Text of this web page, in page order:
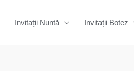
Invitații Nuntă Invitații Botez